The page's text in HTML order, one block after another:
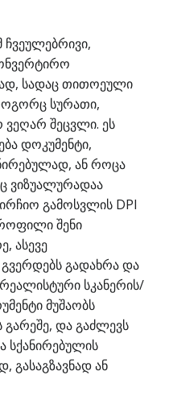
ჩვეულებრივი,
სადაც თითოეული
სურათი,
ვეღარ შეცვლი. ეს
დოკუმენტი,
ან როცა
ვიზუალურადაა
გამოსვლის DPI
შენი
ასევე
გადახრა და
სკანერის/
მუშაობს
გარეშე, და გაძლევს
სქანირებულის
გასაგზავნად ან